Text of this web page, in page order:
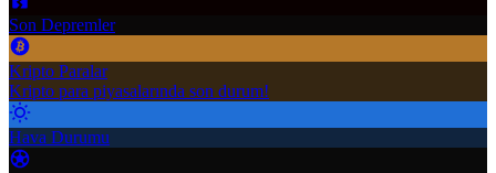
Son Depremler
Kripto Paralar
Kripto para piyasalarında son durum!
Hava Durumu